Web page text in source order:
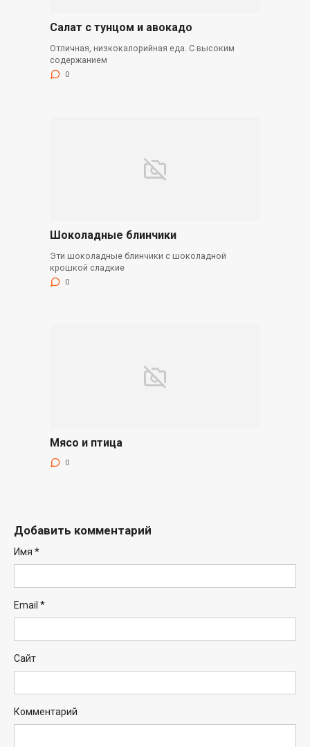
Салат с тунцом и авокадо
Отличная, низкокалорийная еда. С высоким
содержанием
0
Шоколадные блинчики
Эти шоколадные блинчики с шоколадной
крошкой сладкие
0
Мясо и птица
0
Добавить комментарий
Имя *
Email *
Сайт
Комментарий